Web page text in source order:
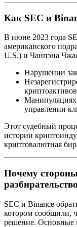
Как SEC и
В июне 2023 года
американского
U.S.) и Чанпэна
Нарушении
Манипуляциях
управлении
Этот судебный
истории
криптовалютная
Почему
SEC и Binance
котором сообщили,
решение. Основные